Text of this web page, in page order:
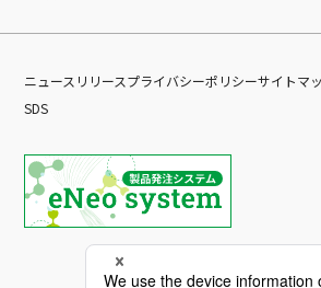
ニュースリリースプライバシーポリシーサイトマ
SDS